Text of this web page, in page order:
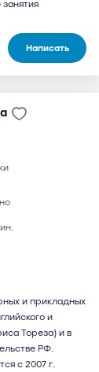
Написать
и прикладных
и
Тореза) и в
РФ.
с 2007 г.